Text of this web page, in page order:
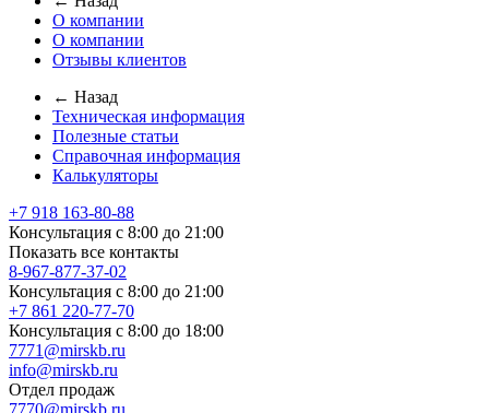
О компании
О компании
Отзывы клиентов
← Назад
Техническая информация
Полезные статьи
Справочная информация
Калькуляторы
+7 918 163-80-88
Консультация с 8:00 до 21:00
Показать все контакты
8-967-877-37-02
Консультация с 8:00 до 21:00
+7 861 220-77-70
Консультация с 8:00 до 18:00
7771@mirskb.ru
info@mirskb.ru
Отдел продаж
7770@mirskb.ru